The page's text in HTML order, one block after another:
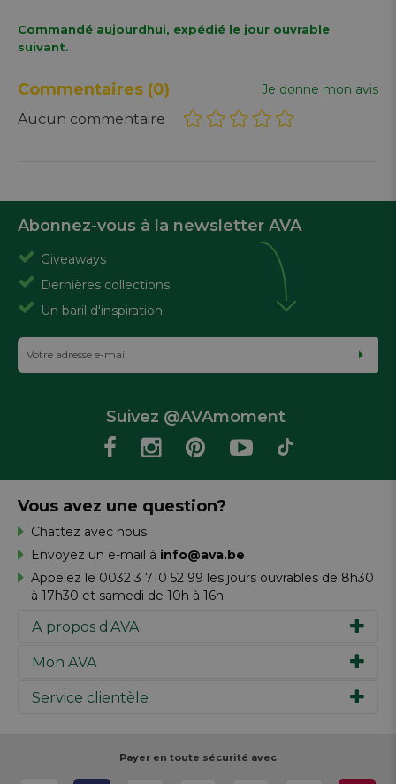
Commandé aujourdhui, expédié le jour ouvrable
suivant.
Commentaires (0) Je donne mon avis
Aucun commentaire
Abonnez-vous à la newsletter AVA
Giveaways
Dernières collections
Un baril d'inspiration
Suivez @AVAmoment
A propos d'AVA
Notre histoire
Travailler chez AVA
Mon AVA
Inspiration
Réalisez votre création
Service clientèle
Votre paiement
Vous avez une question?
Chattez avec nous
Envoyez un e-mail à info@ava.be
Appelez le 0032 3 710 52 99 les jours ouvrables de 8h30
à 17h30 et samedi de 10h à 16h.
Payer en toute sécurité avec